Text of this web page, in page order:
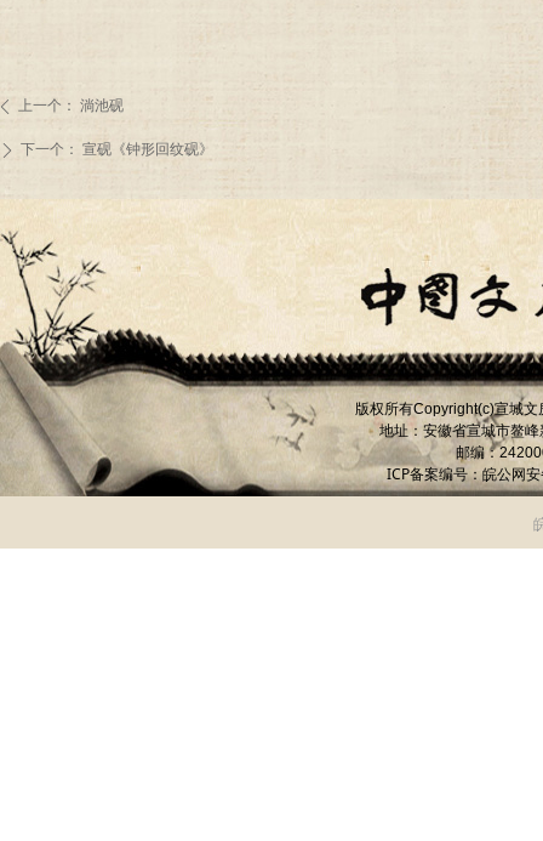
上一个： 淌池砚
ꄲ 下一个： 宣砚《钟形回纹砚》
版权所有Copyright(c)宣城文
地址：安徽省宣城市鳌峰
邮编：
ICP备案编号： 皖公网